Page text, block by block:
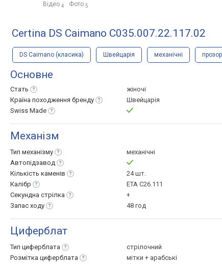
Відео 4 Фото 5
Certina DS Caimano C035.007.22.117.02
DS Caimano (класика) Швейцарія механічні
Основне
Стать
жіночі
Країна походження бренду
Швейцарія
Swiss Made
Механізм
Тип механізму
механічні
Автопідзавод
Кількість каменів
24 шт.
Калібр
ETA C26.111
Секундна стрілка
+
Запас ходу 48 год
Циферблат
Тип циферблата
стрілочний
Розмітка циферблата
мітки + арабські